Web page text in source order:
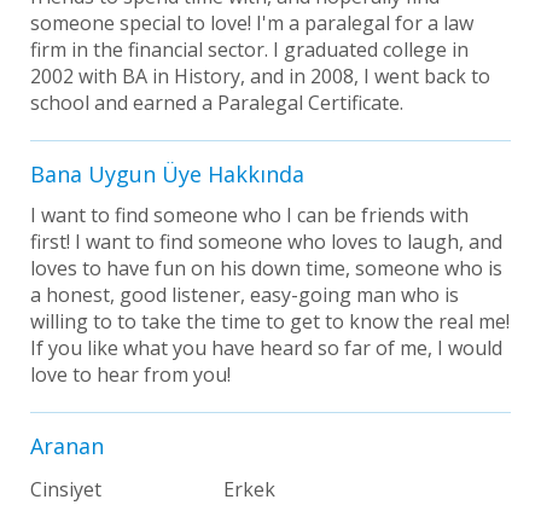
someone special to love! I'm a paralegal for a law
firm in the financial sector. I graduated college in
2002 with BA in History, and in 2008, I went back to
school and earned a Paralegal Certificate.
Bana Uygun Üye Hakkında
I want to find someone who I can be friends with
first! I want to find someone who loves to laugh, and
loves to have fun on his down time, someone who is
a honest, good listener, easy-going man who is
willing to to take the time to get to know the real me!
If you like what you have heard so far of me, I would
love to hear from you!
Aranan
Cinsiyet
Erkek